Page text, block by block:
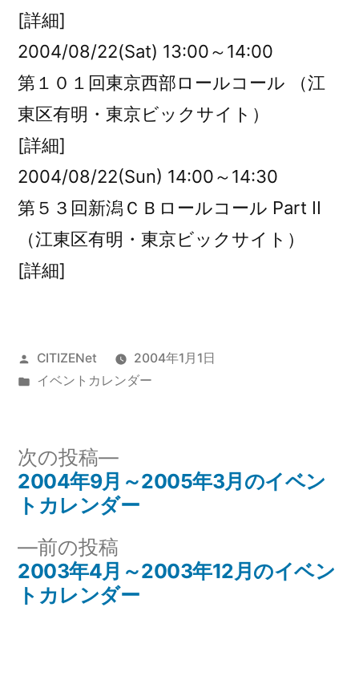
[詳細]
2004/08/22(Sat) 13:00～14:00
第１０１回東京西部ロールコール （江
東区有明・東京ビックサイト）
[詳細]
2004/08/22(Sun) 14:00～14:30
第５３回新潟ＣＢロールコール Part II
（江東区有明・東京ビックサイト）
[詳細]
投
稿
CITIZENet
2004年1月1日
カ
ー:
イベントカレンダー
投
ナ
ビ
前の投稿
の
投
2003年4月～2003年12月のイベン
トカレンダー
次の投稿
次
の
投
2004年9月～2005年3月のイベン
トカレンダー